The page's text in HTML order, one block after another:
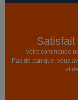
Satisfait
Votre commande
Pas de panique, vous
et